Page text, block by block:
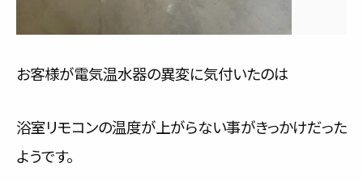
お客様が電気温水器の異変に気付いたのは
浴室リモコンの温度が上がらない事がきっかけだった
ようです。